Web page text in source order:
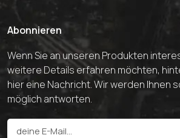
Abonnieren
Wenn Sie an unseren Produkten
weitere Details erfahren möchten,
hier eine Nachricht. Wir werden Ihnen
möglich antworten.